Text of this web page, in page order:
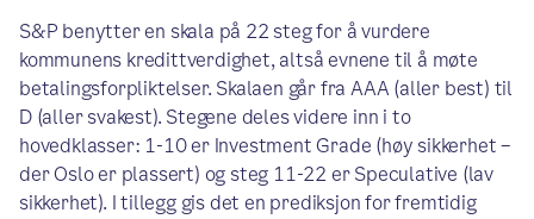
S&P benytter en skala på 22 steg for å vurdere
kommunens kredittverdighet, altså evnene til å møte
betalingsforpliktelser. Skalaen går fra AAA (aller best) til
D (aller svakest). Stegene deles videre inn i to
hovedklasser: 1-10 er Investment Grade (høy sikkerhet –
der Oslo er plassert) og steg 11-22 er Speculative (lav
sikkerhet). I tillegg gis det en prediksjon for fremtidig